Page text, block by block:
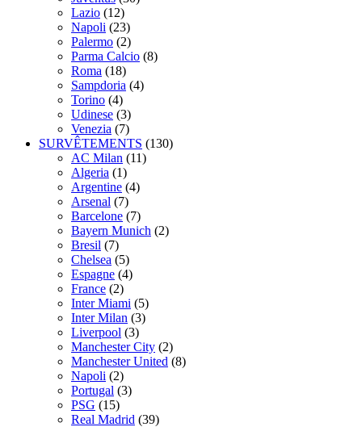
Lazio (12)
Napoli (23)
Palermo (2)
Parma Calcio (8)
Roma (18)
Sampdoria (4)
Torino (4)
Udinese (3)
Venezia (7)
SURVÊTEMENTS (130)
AC Milan (11)
Algeria (1)
Argentine (4)
Arsenal (7)
Barcelone (7)
Bayern Munich (2)
Bresil (7)
Chelsea (5)
Espagne (4)
France (2)
Inter Miami (5)
Inter Milan (3)
Liverpool (3)
Manchester City (2)
Manchester United (8)
Napoli (2)
Portugal (3)
PSG (15)
Real Madrid (39)